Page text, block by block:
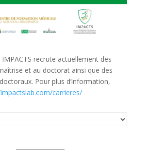
recrute actuellement des
et au doctorat ainsi que des
Pour plus d’information,
carrieres/